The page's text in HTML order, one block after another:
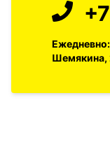
Шемякина,